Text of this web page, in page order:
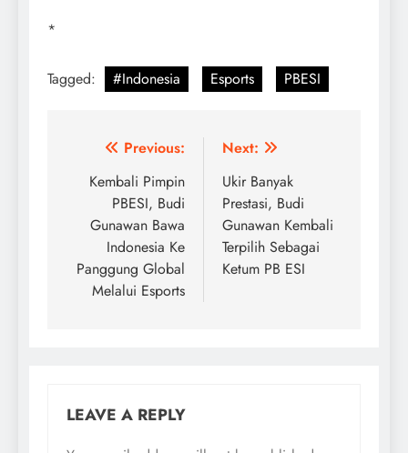
*
Tagged: #Indonesia Esports PBESI
Post
navigation
Previous:
Kembali Pimpin
PBESI, Budi
Gunawan Bawa
Indonesia Ke
Panggung Global
Melalui Esports
Next:
Ukir Banyak
Prestasi, Budi
Gunawan Kembali
Terpilih Sebagai
Ketum PB ESI
LEAVE A REPLY